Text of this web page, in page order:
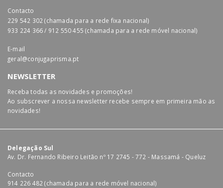
Contacto
229 542 302 (chamada para a rede fixa nacional)
933 224 366 / 912 550 455 (chamada para a rede móvel nacional)
E-mail
geral@conjugaprisma.pt
NEWSLETTER
Receba todas as novidades e promoções!
Ao subscrever a nossa newsletter recebe sempre em primeira mão as
novidades!
Delegação Sul
Av. Dr. Fernando Ribeiro Leitão nº 17 2745 - 772 - Massamá - Queluz
Contacto
914 226 482 (chamada para a rede móvel nacional)